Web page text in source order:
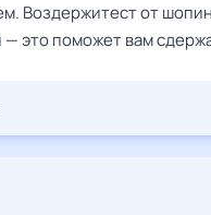
Воздержитест от
— это поможет вам